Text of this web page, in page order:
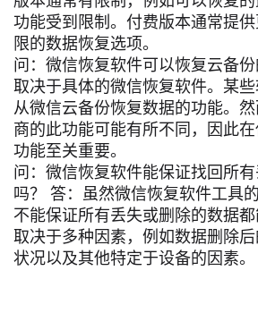
功能受到限制。付费版本通常提
限的数据恢复选项。
问：微信恢复软件可以恢复云备
取决于具体的微信恢复软件。某
从微信云备份恢复数据的功能。
商的此功能可能有所不同，因此
功能至关重要。
问：微信恢复软件能保证找回所
吗？ 答：虽然微信恢复软件工具
不能保证所有丢失或删除的数据
取决于多种因素，例如数据删除
状况以及其他特定于设备的因素。